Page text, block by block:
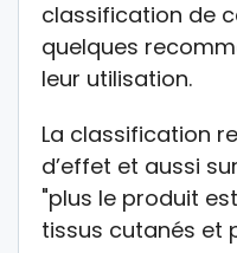
classification de
quelques
leur utilisation.
La classification
d’effet et aussi
"plus le produit
tissus cutanés et